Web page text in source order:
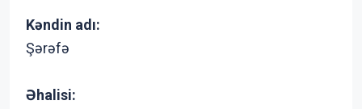
Kəndin adı:
Şərəfə
Əhalisi: